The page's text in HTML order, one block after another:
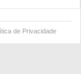
de Privacidade